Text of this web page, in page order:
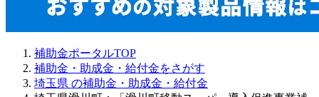
補助金ポータルTOP
補助金・助成金・給付金をさがす
埼玉県 の補助金・助成金・給付金